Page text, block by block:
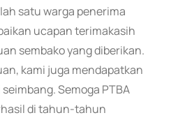
satu warga penerima
ucapan terimakasih
sembako yang diberikan.
kami juga mendapatkan
Semoga PTBA
di tahun-tahun